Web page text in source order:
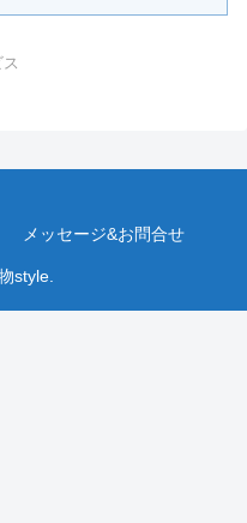
メッセージ&お問合せ
style.